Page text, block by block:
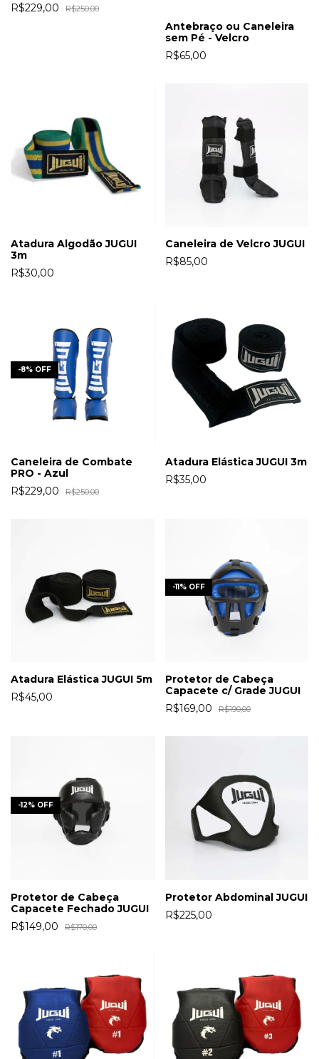
R$229,00
R$250,00
Antebraço ou Caneleira
sem Pé - Velcro
R$65,00
Atadura Algodão JUGUI
3m
R$30,00
Caneleira de Velcro JUGUI
R$85,00
-8% OFF
Caneleira de Combate
PRO - Azul
R$229,00
R$250,00
Atadura Elástica JUGUI 3m
R$35,00
Atadura Elástica JUGUI 5m
R$45,00
-11 % OFF
Protetor de Cabeça
Capacete c/ Grade JUGUI
R$169,00
R$190,00
-12% OFF
Protetor de Cabeça
Capacete Fechado JUGUI
R$149,00
R$170,00
Protetor Abdominal JUGUI
R$225,00